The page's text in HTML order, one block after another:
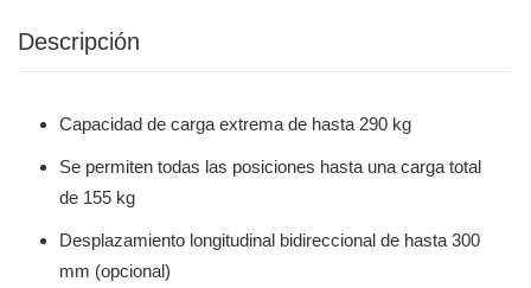
Descripción
Capacidad de carga extrema de hasta 290 kg
Se permiten todas las posiciones hasta una carga total
de 155 kg
Desplazamiento longitudinal bidireccional de hasta 300
mm (opcional)